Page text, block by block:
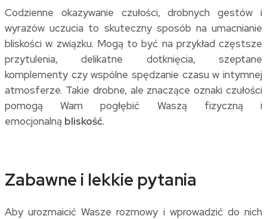
Codzienne okazywanie czułości, drobnych gestów i
wyrazów uczucia to skuteczny sposób na umacnianie
bliskości w związku. Mogą to być na przykład częstsze
przytulenia, delikatne dotknięcia, szeptane
komplementy czy wspólne spędzanie czasu w intymnej
atmosferze. Takie drobne, ale znaczące oznaki czułości
pomogą Wam pogłębić Waszą fizyczną i
emocjonalną bliskość.
Zabawne i lekkie pytania
Aby urozmaicić Wasze rozmowy i wprowadzić do nich